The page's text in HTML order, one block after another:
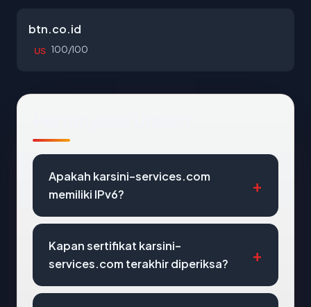
btn.co.id
US 100/100
Apakah karsini-services.com
memiliki IPv6?
Kapan sertifikat karsini-
services.com terakhir diperiksa?